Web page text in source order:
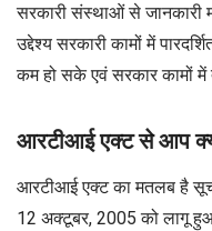
सरकारी संस्थाओं से जानकारी
उद्देश्य सरकारी कामों में
कम हो सके एवं सरकार कामों
आरटीआई एक्ट से आप
आरटीआई एक्ट का मतलब है
12 अक्टूबर, 2005 को लागू